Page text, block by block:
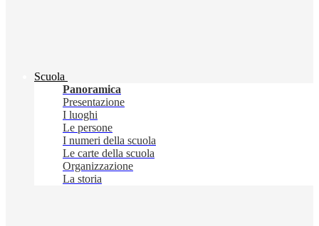
Scuola
Panoramica
Presentazione
I luoghi
Le persone
I numeri della scuola
Le carte della scuola
Organizzazione
La storia